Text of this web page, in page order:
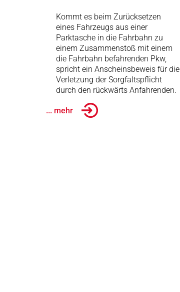
Kommt es beim Zurücksetzen
eines Fahrzeugs aus einer
Parktasche in die Fahrbahn zu
einem Zusammenstoß mit einem
die Fahrbahn befahrenden Pkw,
spricht ein Anscheinsbeweis für die
Verletzung der Sorgfaltspflicht
durch den rückwärts Anfahrenden.
... mehr